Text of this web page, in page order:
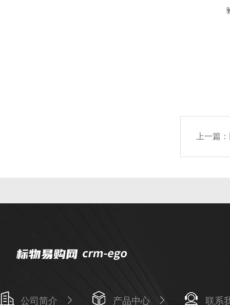
上一篇：
公司简介 产品中心 联系